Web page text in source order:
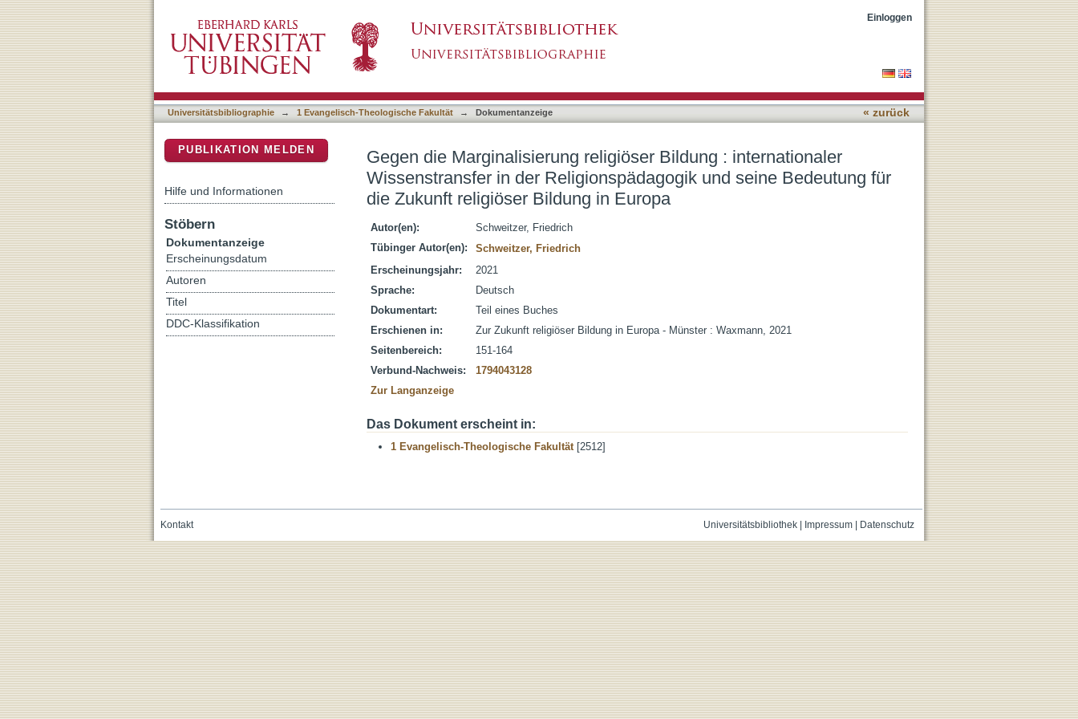
Religionspädagogik und seine Bedeutung für die Zukunft religiöser Bildung in Europa
Einloggen
Universitätsbibliographie → 1 Evangelisch-Theologische Fakultät → Dokumentanzeige « zurück
Gegen die Marginalisierung religiöser Bildung : internationaler
Wissenstransfer in der Religionspädagogik und seine Bedeutung für
die Zukunft religiöser Bildung in Europa
Autor(en):
Schweitzer, Friedrich
Tübinger Autor(en):
Schweitzer, Friedrich
Erscheinungsjahr:
2021
Sprache:
Deutsch
Dokumentart:
Teil eines Buches
Erschienen in:
Zur Zukunft religiöser Bildung in Europa - Münster : Waxmann, 2021
Seitenbereich:
151-164
Verbund-Nachweis:
1794043128
Zur Langanzeige
Das Dokument erscheint in:
1 Evangelisch-Theologische Fakultät[2512]
PUBLIKATION MELDEN
Hilfe und Informationen
Stöbern
Dokumentanzeige
Erscheinungsdatum
Autoren
Titel
DDC-Klassifikation
Universitätsbibliothek| Impressum| Datenschutz
Kontakt